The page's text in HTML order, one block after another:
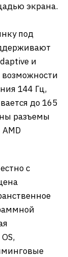
экрана.
под
и
144 Гц,
до 165
разъемы
с